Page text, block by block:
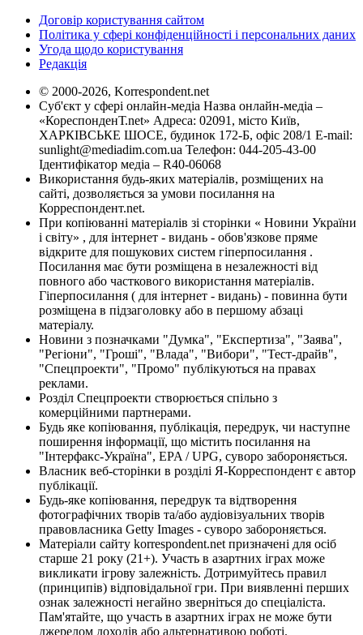
Договір користування сайтом
Політика у сфері конфіденційності і персональних даних
Угода щодо користування
Редакція
© 2000-2026, Korrespondent.net
Суб'єкт у сфері онлайн-медіа Назва онлайн-медіа –
«КореспонденТ.net» Адреса: 02091, місто Київ,
ХАРКІВСЬКЕ ШОСЕ, будинок 172-Б, офіс 208/1 E-mail:
sunlight@mediadim.com.ua Телефон: 044-205-43-00
Ідентифікатор медіа – R40-06068
Використання будь-яких матеріалів, розміщених на
сайті, дозволяється за умови посилання на
Корреспондент.net.
При копіюванні матеріалів зі сторінки « Новини України
і світу» , для інтернет - видань - обов'язкове пряме
відкрите для пошукових систем гіперпосилання .
Посилання має бути розміщена в незалежності від
повного або часткового використання матеріалів.
Гіперпосилання ( для інтернет - видань) - повинна бути
розміщена в підзаголовку або в першому абзаці
матеріалу.
Новини з позначками "Думка", "Експертиза", "Заява",
"Регіони", "Гроші", "Влада", "Вибори", "Тест-драйв",
"Спецпроекти", "Промо" публікуються на правах
реклами.
Розділ Спецпроекти створюється спільно з
комерційними партнерами.
Будь яке копіювання, публікація, передрук, чи наступне
поширення інформації, що містить посилання на
"Інтерфакс-Україна", EPA / UPG, суворо забороняється.
Власник веб-сторінки в розділі Я-Корреспондент є автор
публікації.
Будь-яке копіювання, передрук та відтворення
фотографічних творів та/або аудіовізуальних творів
правовласника Getty Images - суворо забороняється.
Матеріали сайту korrespondent.net призначені для осіб
старше 21 року (21+). Участь в азартних іграх може
викликати ігрову залежність. Дотримуйтесь правил
(принципів) відповідальної гри. При виявленні перших
ознак залежності негайно зверніться до спеціаліста.
Пам'ятайте, що участь в азартних іграх не може бути
джерелом доходів або альтернативою роботі.